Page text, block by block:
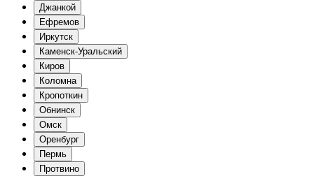
Джанкой
Ефремов
Иркутск
Каменск-Уральский
Киров
Коломна
Кропоткин
Обнинск
Омск
Оренбург
Пермь
Протвино